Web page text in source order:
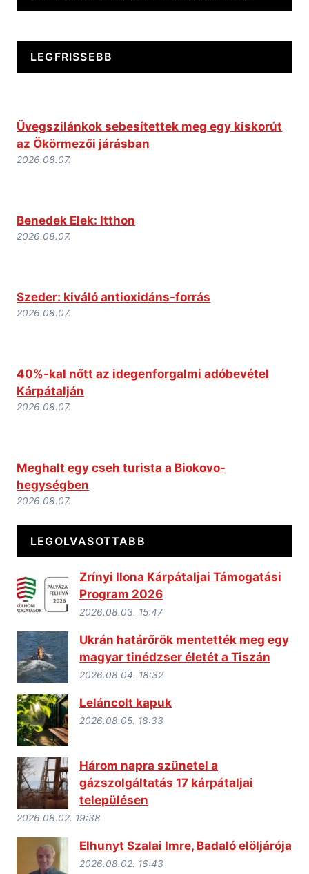
LEGFRISSEBB
Üvegszilánkok sebesítettek meg egy kiskorút
az Ökörmezői járásban
2026.08.07.
Benedek Elek: Itthon
2026.08.07.
Szeder: kiváló antioxidáns-forrás
2026.08.07.
40%-kal nőtt az idegenforgalmi adóbevétel
Kárpátalján
2026.08.07.
Meghalt egy cseh turista a Biokovo-
hegységben
2026.08.07.
LEGOLVASOTTABB
Zrínyi Ilona Kárpátaljai Támogatási
Program 2026
2026.08.03. 15:47
Ukrán határőrök mentették meg egy
magyar tinédzser életét a Tiszán
2026.08.04. 18:32
Leláncolt kapuk
2026.08.05. 18:33
Három napra szünetel a
gázszolgáltatás 17 kárpátaljai
településen
2026.08.02. 19:38
Elhunyt Szalai Imre, Badaló elöljárója
2026.08.02. 16:43